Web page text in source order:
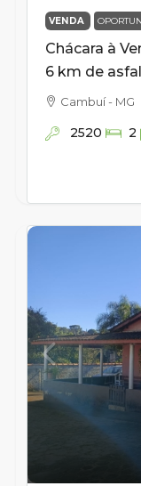
VENDA
Chácara à
6 km de
Cambuí - MG
2520 2